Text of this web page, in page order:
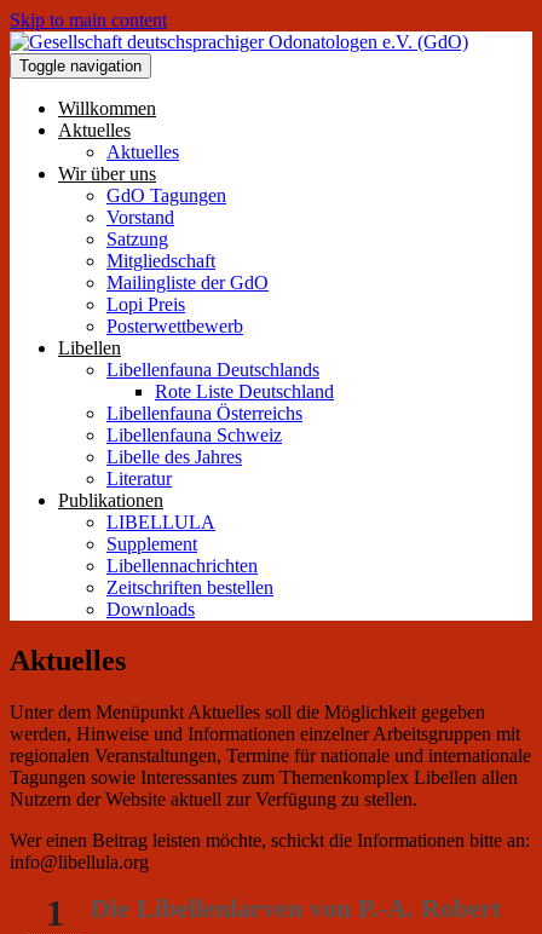
Skip to main content
Toggle navigation
Willkommen
Aktuelles
Aktuelles
Wir über uns
GdO Tagungen
Vorstand
Satzung
Mitgliedschaft
Mailingliste der GdO
Lopi Preis
Posterwettbewerb
Libellen
Libellenfauna Deutschlands
Rote Liste Deutschland
Libellenfauna Österreichs
Libellenfauna Schweiz
Libelle des Jahres
Literatur
Publikationen
LIBELLULA
Supplement
Libellennachrichten
Zeitschriften bestellen
Downloads
Aktuelles
Unter dem Menüpunkt Aktuelles soll die Möglichkeit gegeben
werden, Hinweise und Informationen einzelner Arbeitsgruppen mit
regionalen Veranstaltungen, Termine für nationale und internationale
Tagungen sowie Interessantes zum Themenkomplex Libellen allen
Nutzern der Website aktuell zur Verfügung zu stellen.
Wer einen Beitrag leisten möchte, schickt die Informationen bitte an:
info@libellula.org
1 Die Libellenlarven von P.-A. Robert